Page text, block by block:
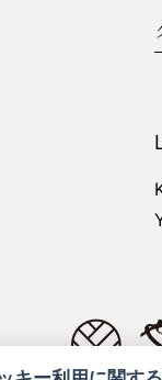
者の財産権、プライ
良俗に反する行為
よびパスワードを不正
適切と判断する行為
情報を、本サービス
とグループ（※注１